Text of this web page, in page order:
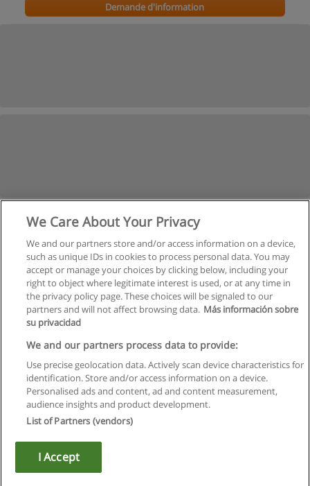
Demande d'information
Règles d'utilisation
Confidentialité des données
Contacter Educaedu
Copyright © Educaedu Business S.L. - CIF : B-95610580: -
We Care About Your Privacy
We and our partners store and/or access information on a device,
such as unique IDs in cookies to process personal data. You may
accept or manage your choices by clicking below, including your
right to object where legitimate interest is used, or at any time in
the privacy policy page. These choices will be signaled to our
partners and will not affect browsing data. Más información sobre
su privacidad
We and our partners process data to provide:
Use precise geolocation data. Actively scan device characteristics for
identification. Store and/or access information on a device.
Personalised ads and content, ad and content measurement,
audience insights and product development.
List of Partners (vendors)
I Accept